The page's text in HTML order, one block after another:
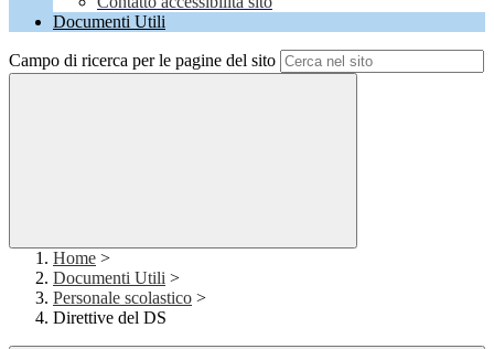
Documenti Utili
Campo di ricerca per le pagine del sito
Home >
Documenti Utili >
Personale scolastico >
Direttive del DS